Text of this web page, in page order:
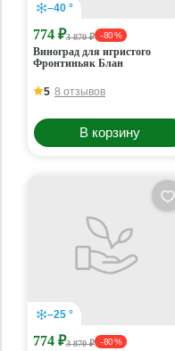
–40 °
774 ₽3 870 ₽ - 80 %
Виноград для игристого
Фронтиньяк Блан
5 8 отзывов
В корзину
–25 °
774 ₽3 870 ₽ - 80 %